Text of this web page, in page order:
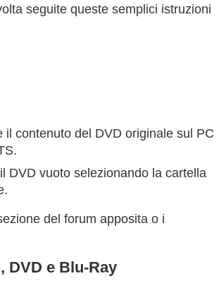
seguite queste semplici istruzioni
contenuto del DVD originale sul PC
DVD vuoto selezionando la cartella
del forum apposita o i
DVD e Blu-Ray